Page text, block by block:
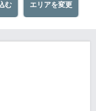
エリアを変更
む